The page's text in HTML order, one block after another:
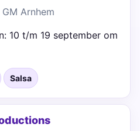
Arnhem
10 t/m 19 september om
Salsa